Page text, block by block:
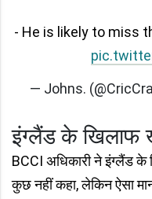
- He is likely to miss
— Johns.
इंग्लैंड के
BCCI अधिकारी ने इंग्लैंड
कुछ नहीं कहा, लेकिन ऐसा